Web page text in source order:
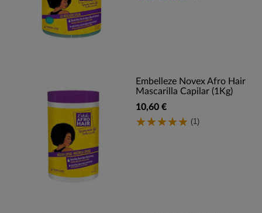
Embelleze Novex Afro Hair
Mascarilla Capilar (1Kg)
10,60 €
(1)